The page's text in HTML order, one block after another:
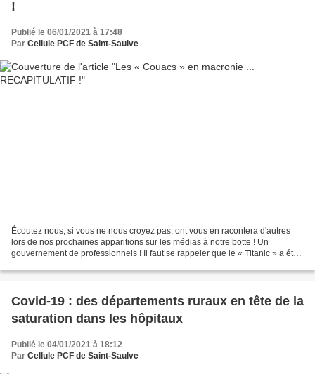
!
Publié le 06/01/2021 à 17:48
Par Cellule PCF de Saint-Saulve
Écoutez nous, si vous ne nous croyez pas, ont vous en racontera d'autres
lors de nos prochaines apparitions sur les médias à notre botte ! Un
gouvernement de professionnels ! Il faut se rappeler que le « Titanic » a été
Covid-19 : des départements ruraux en tête de la
saturation dans les hôpitaux
Publié le 04/01/2021 à 18:12
Par Cellule PCF de Saint-Saulve